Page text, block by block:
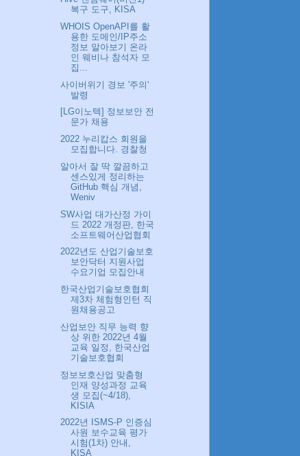
복구 도구, KISA
WHOIS OpenAPI를 활
용한 도메인/IP주소
정보 알아보기 온라
인 웨비나 참석자 모
집...
사이버위기 경보 '주의‘
발령
[LG이노텍] 정보보안 전
문가 채용
2022 누리캅스 회원을
모집합니다. 경찰청
알아서 잘 딱 깔끔하고
센스있게 정리하는
GitHub 핵심 개념,
Weniv
SW사업 대가산정 가이
드 2022 개정판, 한국
소프트웨어산업협회
2022년도 산업기술보호
보안닥터 지원사업
수요기업 모집안내
한국산업기술보호협회
제3차 체험형인턴 직
원채용공고
산업보안 직무 능력 향
상 위한 2022년 4월
교육 일정, 한국산업
기술보호협회
정보보호산업 맞춤형
인재 양성과정 교육
생 모집(~4/18),
KISIA
2022년 ISMS-P 인증심
사원 보수교육 평가
시험(1차) 안내,
KISA